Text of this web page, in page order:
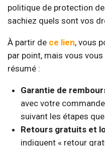
politique de protection
sachiez quels sont vos
À partir de ce lien, vous
par point, mais vous
résumé :
Garantie de
avec votre
suivant les étapes
Retours gratuits et
indiquent « retour